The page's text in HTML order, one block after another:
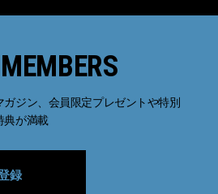
ジン、会員限定プレゼントや特別
典が満載
録